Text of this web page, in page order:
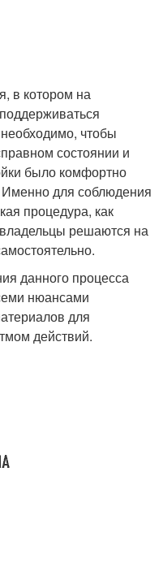
в котором на
чтобы
состоянии и
было комфортно
для соблюдения
процедура, как
решаются на
данного процесса
нюансами
для
действий.